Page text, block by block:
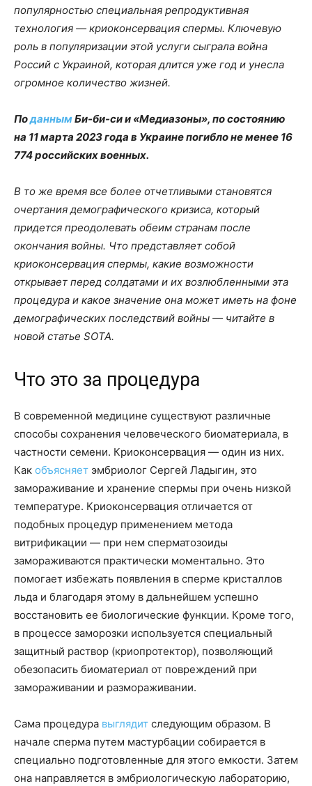
популярностью специальная репродуктивная
технология — криоконсервация спермы. Ключевую
роль в популяризации этой услуги сыграла война
Россий с Украиной, которая длится уже год и унесла
огромное количество жизней.
ПоданнымБи-би-си и «Медиазоны», по состоянию
на 11 марта 2023 года в Украине погибло не менее 16
774 российских военных.
В то же время все более отчетливыми становятся
очертания демографического кризиса, который
придется преодолевать обеим странам после
окончания войны. Что представляет собой
криоконсервация спермы, какие возможности
открывает перед солдатами и их возлюбленными эта
процедура и какое значение она может иметь на фоне
демографических последствий войны — читайте в
новой статье SOTA.
Что это за процедура
В современной медицине существуют различные
способы сохранения человеческого биоматериала, в
частности семени. Криоконсервация — один из них.
Как объясняет эмбриолог Сергей Ладыгин, это
замораживание и хранение спермы при очень низкой
температуре. Криоконсервация отличается от
подобных процедур применением метода
витрификации — при нем сперматозоиды
замораживаются практически моментально. Это
помогает избежать появления в сперме кристаллов
льда и благодаря этому в дальнейшем успешно
восстановить ее биологические функции. Кроме того,
в процессе заморозки используется специальный
защитный раствор (криопротектор), позволяющий
обезопасить биоматериал от повреждений при
замораживании и размораживании.
Сама процедура выглядит следующим образом. В
начале сперма путем мастурбации собирается в
специально подготовленные для этого емкости. Затем
она направляется в эмбриологическую лабораторию,